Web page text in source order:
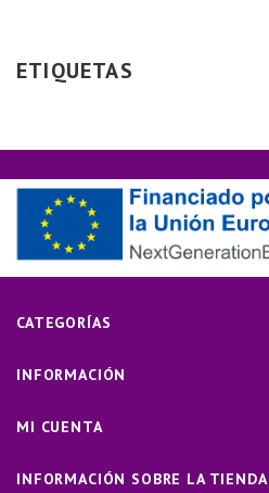
ETIQUETAS
CATEGORÍAS
INFORMACIÓN
MI CUENTA
INFORMACIÓN SOBRE LA TIENDA